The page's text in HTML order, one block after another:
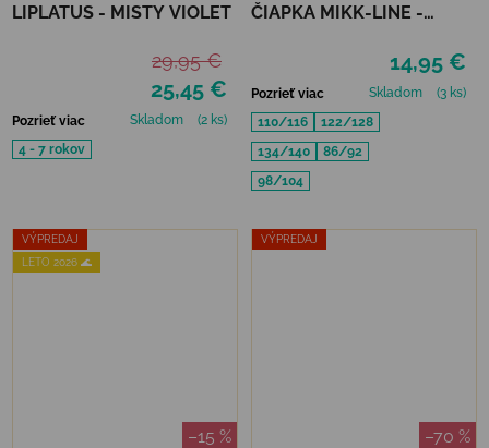
LIPLATUS - MISTY VIOLET
25,45 €
29,95 €
Pozrieť viac Skladom
(2 ks)
4 - 7 rokov
ČIAPKA MIKK-LINE -
14,95 €
Pozrieť viac Skladom
(3 ks)
110/116
122/128
134/140
86/92
98/104
VÝPREDAJ
LETO 2026 🌊
–15 %
VÝPREDAJ
–70 %